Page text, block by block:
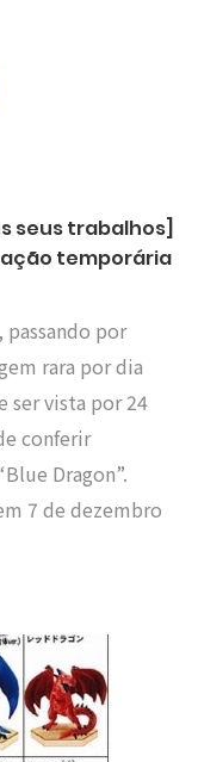
seus trabalhos]
temporária
passando por
rara por dia
ser vista por 24
conferir
Dragon”.
7 de dezembro